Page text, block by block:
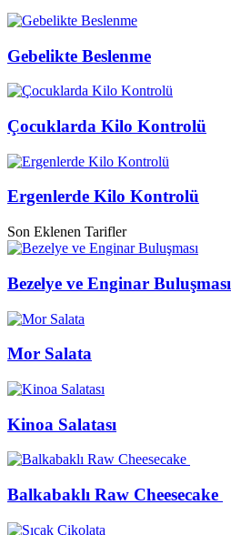
Gebelikte Beslenme
Çocuklarda Kilo Kontrolü
Ergenlerde Kilo Kontrolü
Son Eklenen Tarifler
Bezelye ve Enginar Buluşması
Mor Salata
Kinoa Salatası
Balkabaklı Raw Cheesecake